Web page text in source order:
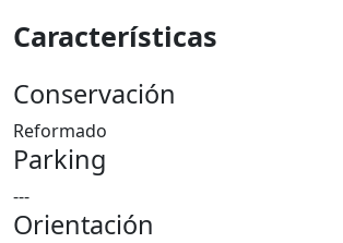
Características
Conservación
Reformado
Parking
---
Orientación